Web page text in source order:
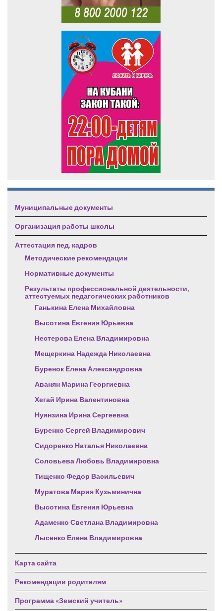
Муниципальные документы
Организация работы школы
Аттестация пед. кадров
Методические рекомендации
Нормативные документы
Результаты профессиональной деятельности,
аттестуемых педагогических работников
Ганькина Елена Михайловна
Высотина Евгения Юрьевна
Нестерова Елена Владимировна
Мещеркина Надежда Николаевна
Буренок Елена Александровна
Аванян Марина Георгиевна
Хегай Ирина Валентиновна
Нуянзина Ирина Сергеевна
Буренко Сергей Владимирович
Сидоренко Наталья Николаевна
Соловьева Любовь Владимировна
Тищенко Федор Васильевич
Муратова Мария Кузьминична
Высотина Евгения Юрьевна
Адаменко Светлана Владимировна
Лысенко Елена Владимировна
Карта сайта
Рекомендации родителям
Программа «Земский учитель»